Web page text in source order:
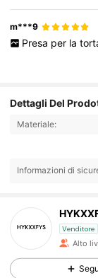
m***9
Presa per la
Dettagli Del
Materiale:
Informazioni di
Venditore
Alto